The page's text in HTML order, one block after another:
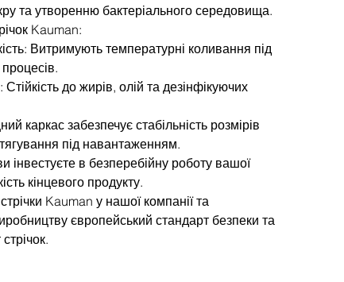
та утворенню бактеріального середовища.
Kauman:
Витримують температурні коливання під
Стійкість до жирів, олій та дезінфікуючих
каркас забезпечує стабільність розмірів
під навантаженням.
в безперебійну роботу вашої
кінцевого продукту.
Kauman у нашої компанії та
європейський стандарт безпеки та